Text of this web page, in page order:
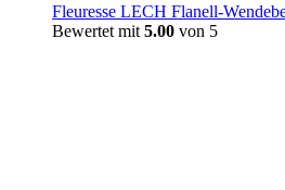
Fleuresse LECH Flanell-
Bewertet mit 5.00 von 5